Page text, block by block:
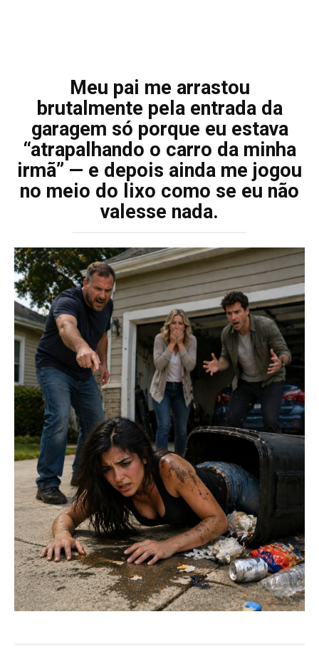
Meu pai me arrastou
brutalmente pela entrada da
garagem só porque eu estava
“atrapalhando o carro da minha
irmã” — e depois ainda me jogou
no meio do lixo como se eu não
valesse nada.